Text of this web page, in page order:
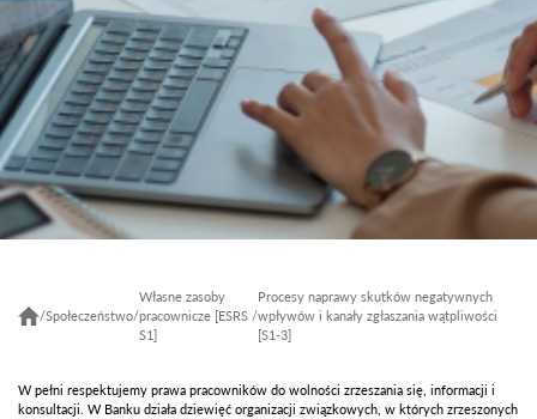
/Społeczeństwo/
Własne zasoby
pracownicze [ESRS
S1]
/
Procesy naprawy skutków negatywnych
wpływów i kanały zgłaszania wątpliwości
[S1-3]
W pełni respektujemy prawa pracowników do wolności zrzeszania się, informacji i
konsultacji. W Banku działa dziewięć organizacji związkowych, w których zrzeszonych